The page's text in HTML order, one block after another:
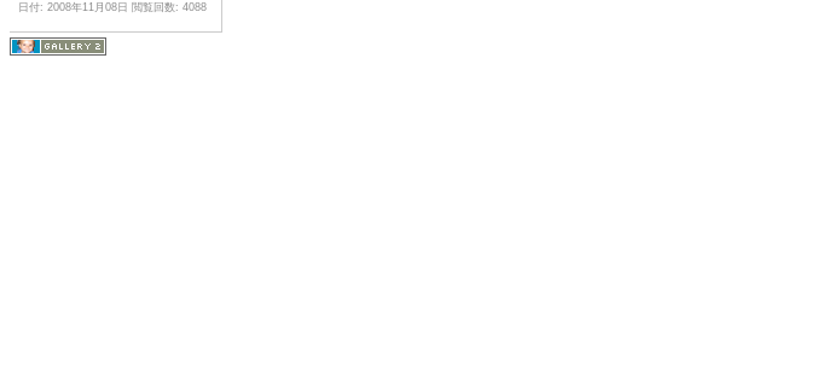
日付: 2008年11月08日 閲覧回数: 4088